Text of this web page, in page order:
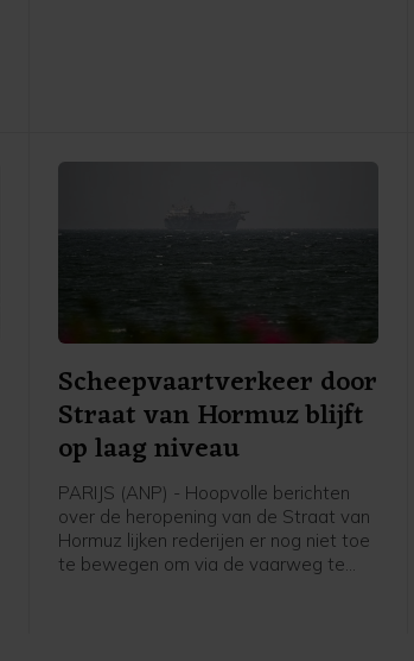
Scheepvaartverkeer door
Straat van Hormuz blijft
op laag niveau
PARIJS (ANP) - Hoopvolle berichten
over de heropening van de Straat van
Hormuz lijken rederijen er nog niet toe
te bewegen om via de vaarweg te